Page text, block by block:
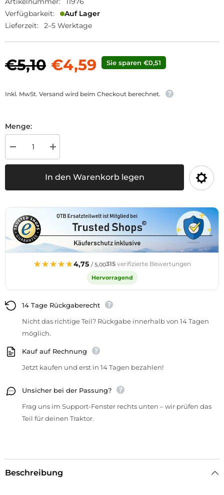
Verfügbarkeit:
Auf Lager
Lieferzeit:
2–5 Werktage
€5,10 €4,59 Sie sparen €0,51
Inkl. MwSt. Versand wird beim Checkout berechnet.
Menge:
für
Rohrklappstecker
Menge
für
Rohrklappstecker
verz.,
10mm,
In den Warenkorb legen
★★★★★
★★★★★4,75 / 5,00315verifizierte Bewertungen
Hervorragend
14 Tage Rückgaberecht
Nicht das richtige Teil? Rückgabe innerhalb von 14 Tagen
möglich.
Kauf auf Rechnung
Jetzt kaufen und erst in 14 Tagen bezahlen!
Unsicher bei der Passung?
Frag uns im Support-Fenster rechts unten – wir prüfen das
Teil für deinen Traktor.
Beschreibung